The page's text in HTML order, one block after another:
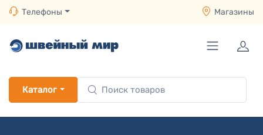
Телефоны Магазины
Каталог